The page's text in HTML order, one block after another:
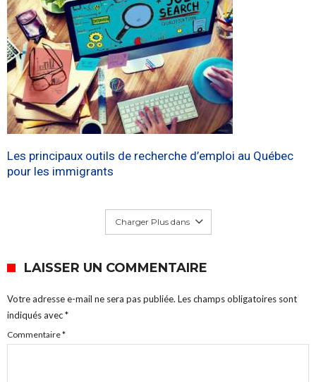
Les principaux outils de recherche d’emploi au Québec
pour les immigrants
Charger Plus dans
LAISSER UN COMMENTAIRE
Votre adresse e-mail ne sera pas publiée. Les champs obligatoires sont
indiqués avec*
Commentaire*